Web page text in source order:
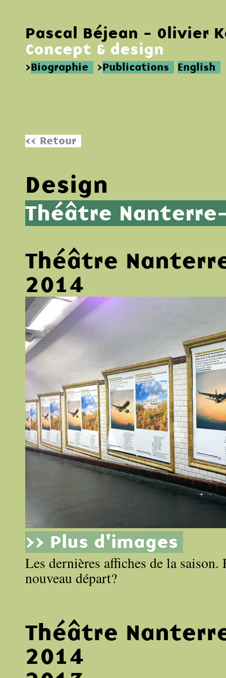
Pascal Béjean - Olivier
Concept & design
>Biographie >Publications English
<< Retour
Design
Théâtre
Théâtre
2014
>> Plus d'images
Les dernières affiches de la saison.
nouveau départ?
Théâtre
2014